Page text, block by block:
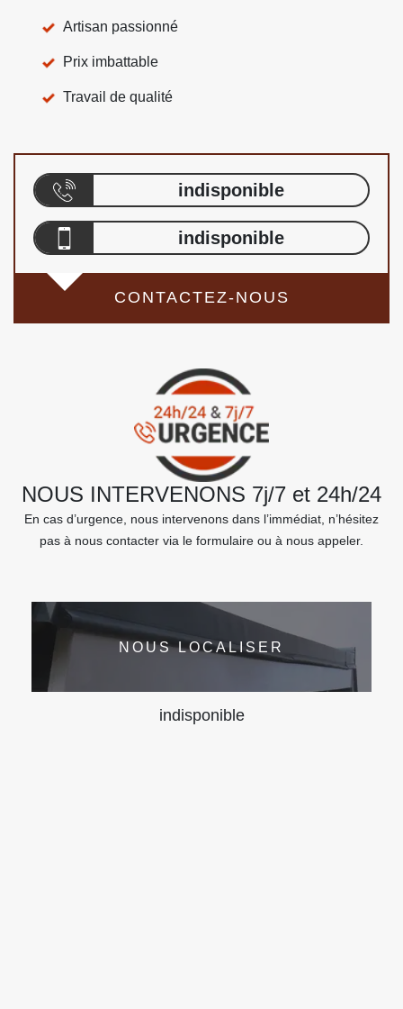
Artisan passionné
Prix imbattable
Travail de qualité
indisponible
indisponible
CONTACTEZ-NOUS
NOUS INTERVENONS 7j/7 et 24h/24
En cas d’urgence, nous intervenons dans l’immédiat, n’hésitez
pas à nous contacter via le formulaire ou à nous appeler.
NOUS LOCALISER
indisponible